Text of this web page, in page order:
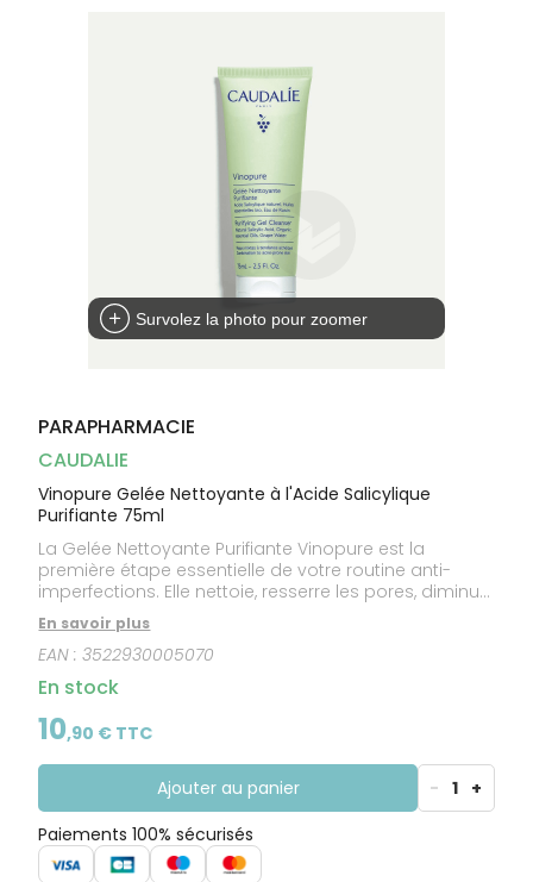
Survolez la photo pour zoomer
PARAPHARMACIE
CAUDALIE
Vinopure Gelée Nettoyante à l'Acide Salicylique
Purifiante 75ml
La Gelée Nettoyante Purifiante Vinopure est la
première étape essentielle de votre routine anti-
imperfections. Elle nettoie, resserre les pores, diminue
l'excès de sébum sans dessécher la peau. La peau
est nette, fraîche et lumineuse.
En savoir plus
EAN :3522930005070
En stock
10,90 € TTC
Ajouter au panier - 1 +
Paiements 100% sécurisés